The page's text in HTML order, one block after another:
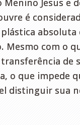
Jesus e
é
absoluta
Mesmo com o
de
o que impede
distinguir sua